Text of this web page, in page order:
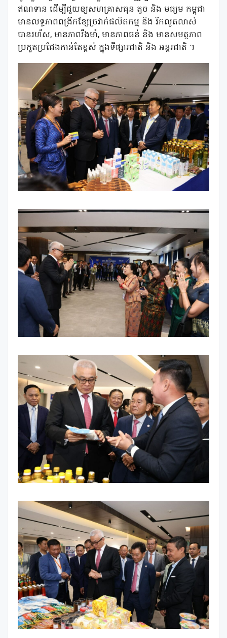
ឥណទាន ដើម្បីជួយឲ្យ​សហគ្រាសធុន តូច និង មធ្យម កម្ពុជា
មានលទ្ធភាពពង្រីកខ្សែច្រវាក់ផលិតកម្ម និង រីកលូតលាស់
បានរហ័ស, មានភាពរឹងមាំ, មានភាពធន់ និង មានសមត្ថភាព
ប្រកួតប្រជែងកាន់តែខ្ពស់ ក្នុងទីផ្សារជាតិ និង អន្តរជាតិ ។